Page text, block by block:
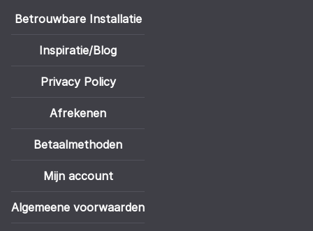
Betrouwbare Installatie
Inspiratie/Blog
Privacy Policy
Afrekenen
Betaalmethoden
Mijn account
Algemeene voorwaarden